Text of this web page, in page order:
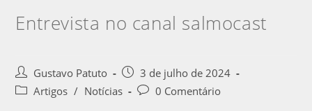
Entrevista no canal salmocast
Gustavo Patuto
3 de julho de 2024
Artigos / Notícias 0 Comentário